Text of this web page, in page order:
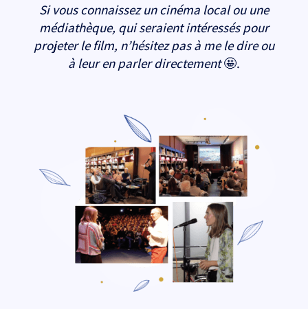
Si vous connaissez un cinéma local ou une
médiathèque, qui seraient intéressés pour
projeter le film, n’hésitez pas à me le dire ou
à leur en parler directement🤩.